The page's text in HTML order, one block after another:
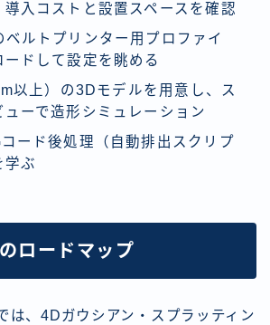
導入コストと設置スペースを確認
ルトプリンター用プロファイ
ードして設定を眺める
以上）の3Dモデルを用意し、ス
ューで造形シミュレーション
ード後処理（自動排出スクリプ
学ぶ
ロードマップ
は、4Dガウシアン・スプラッティン